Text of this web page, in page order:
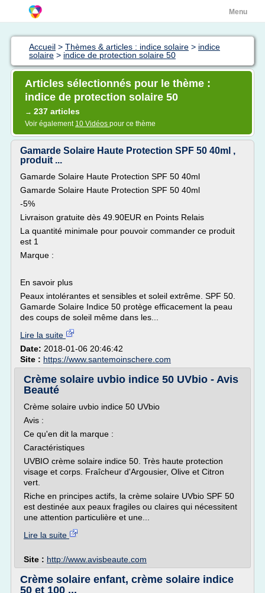
Menu
Accueil > Thèmes & articles : indice solaire > indice
solaire > indice de protection solaire 50
Articles sélectionnés pour le thème :
indice de protection solaire 50
→ 237 articles
Voir également 10 Vidéos pour ce thème
Gamarde Solaire Haute Protection SPF 50 40ml ,
produit ...
Gamarde Solaire Haute Protection SPF 50 40ml
Gamarde Solaire Haute Protection SPF 50 40ml
-5%
Livraison gratuite dès 49.90EUR en Points Relais
La quantité minimale pour pouvoir commander ce produit
est 1
Marque :
En savoir plus
Peaux intolérantes et sensibles et soleil extrême. SPF 50.
Gamarde Solaire Indice 50 protège efficacement la peau
des coups de soleil même dans les...
Lire la suite
Date: 2018-01-06 20:46:42
Site : https://www.santemoinschere.com
Crème solaire uvbio indice 50 UVbio - Avis
Beauté
Crème solaire uvbio indice 50 UVbio
Avis :
Ce qu'en dit la marque :
Caractéristiques
UVBIO crème solaire indice 50. Très haute protection
visage et corps. Fraîcheur d'Argousier, Olive et Citron
vert.
Riche en principes actifs, la crème solaire UVbio SPF 50
est destinée aux peaux fragiles ou claires qui nécessitent
une attention particulière et une...
Lire la suite
Site : http://www.avisbeaute.com
Crème solaire enfant, crème solaire indice
50 et 100 ...